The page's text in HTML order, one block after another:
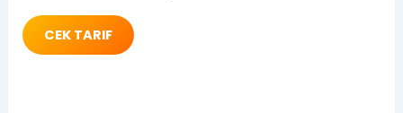
CEK TARIF